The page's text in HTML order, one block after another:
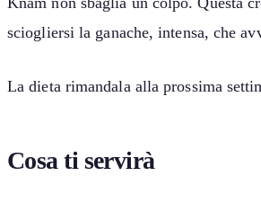
sciogliersi la ganache, intensa, che
La dieta rimandala alla prossima
Cosa ti servirà